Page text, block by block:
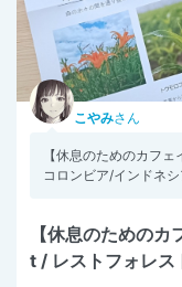
こやみさん
【休息のためのカフ
コロンビア/インドネ
【休息のための
t / レストフォレス